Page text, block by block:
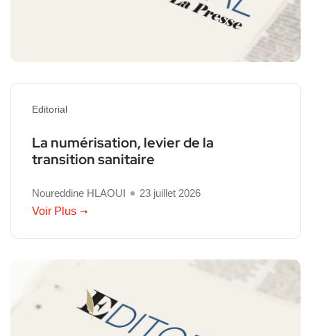
Editorial
La numérisation, levier de la
transition sanitaire
Noureddine HLAOUI
23 juillet 2026
Voir Plus